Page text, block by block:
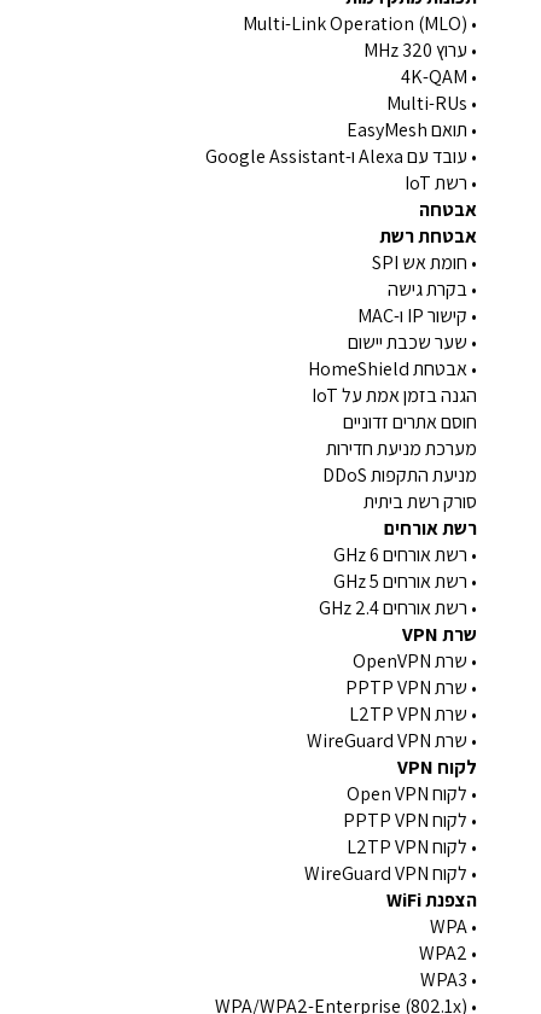
• Multi-Link Operation (MLO)
• ערוץ 320 MHz
• 4K-QAM
• Multi-RUs
• תואם EasyMesh
• עובד עם Alexa ו-Google Assistant
• רשת IoT
אבטחה
אבטחת רשת
• חומת אש SPI
• בקרת גישה
• קישור IP ו-MAC
• שער שכבת יישום
• אבטחת HomeShield
הגנה בזמן אמת על IoT
חוסם אתרים זדוניים
מערכת מניעת חדירות
מניעת התקפות DDoS
סורק רשת ביתית
רשת אורחים
• רשת אורחים 6 GHz
• רשת אורחים 5 GHz
• רשת אורחים 2.4 GHz
שרת VPN
• שרת OpenVPN
• שרת PPTP VPN
• שרת L2TP VPN
• שרת WireGuard VPN
לקוח VPN
• לקוח Open VPN
• לקוח PPTP VPN
• לקוח L2TP VPN
• לקוח WireGuard VPN
הצפנת WiFi
• WPA
• WPA2
• WPA3
• WPA/WPA2-Enterprise (802.1x)